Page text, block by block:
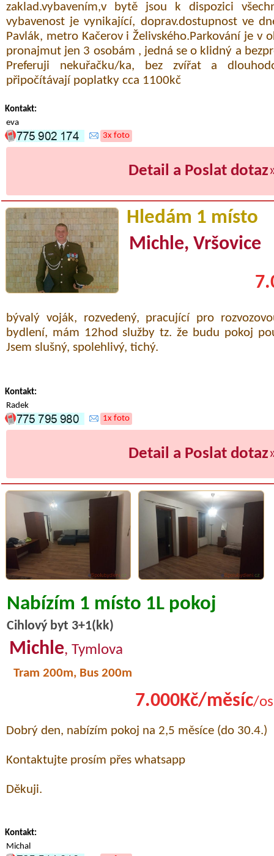
zaklad.vybavením,v bytě jsou k dispozici
vybavenost je vynikající, doprav.dostupnost ve
Pavlák, metro Kačerov i Želivského.Parkování je v
pronajmut jen 3 osobám , jedná se o klidný a
Preferuji nekuřačku/ka, bez zvířat a
připočítávají poplatky cca 1100kč
Kontakt:
eva
3x foto
Detail a Poslat dotaz
Hledám 1 místo
Michle, Vršovice
bývalý voják, rozvedený, pracující pro
bydlení, mám 12hod služby tz. že budu pokoj
Jsem slušný, spolehlivý, tichý.
Kontakt:
Radek
1x foto
Detail a Poslat dotaz
Nabízím 1 místo 1L pokoj
Cihlový byt 3+1(kk)
Michle, Tymlova
Tram 200m, Bus 200m
7.000Kč/měsíc/
Dobrý den, nabízím pokoj na 2,5 měsíce (do 30.4.)
Kontaktujte prosím přes whatsapp
Děkuji.
Kontakt:
Michal